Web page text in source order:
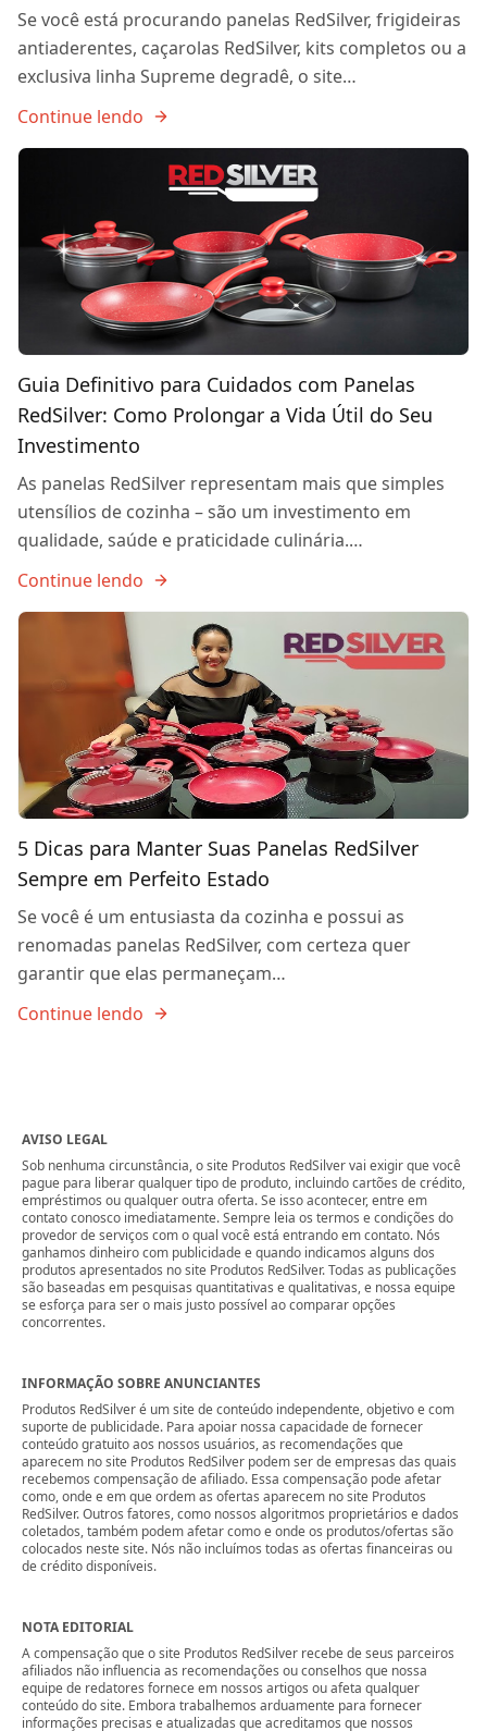
Se você está procurando panelas RedSilver, frigideiras
antiaderentes, caçarolas RedSilver, kits completos ou a
exclusiva linha Supreme degradê, o site…
Continue lendo
Guia Definitivo para Cuidados com Panelas
RedSilver: Como Prolongar a Vida Útil do Seu
Investimento
As panelas RedSilver representam mais que simples
utensílios de cozinha – são um investimento em
qualidade, saúde e praticidade culinária.…
Continue lendo
5 Dicas para Manter Suas Panelas RedSilver
Sempre em Perfeito Estado
Se você é um entusiasta da cozinha e possui as
renomadas panelas RedSilver, com certeza quer
garantir que elas permaneçam…
Continue lendo
AVISO LEGAL
Sob nenhuma circunstância, o site Produtos RedSilver vai exigir que você
pague para liberar qualquer tipo de produto, incluindo cartões de crédito,
empréstimos ou qualquer outra oferta. Se isso acontecer, entre em
contato conosco imediatamente. Sempre leia os termos e condições do
provedor de serviços com o qual você está entrando em contato. Nós
ganhamos dinheiro com publicidade e quando indicamos alguns dos
produtos apresentados no site Produtos RedSilver. Todas as publicações
são baseadas em pesquisas quantitativas e qualitativas, e nossa equipe
se esforça para ser o mais justo possível ao comparar opções
concorrentes.
INFORMAÇÃO SOBRE ANUNCIANTES
Produtos RedSilver é um site de conteúdo independente, objetivo e com
suporte de publicidade. Para apoiar nossa capacidade de fornecer
conteúdo gratuito aos nossos usuários, as recomendações que
aparecem no site Produtos RedSilver podem ser de empresas das quais
recebemos compensação de afiliado. Essa compensação pode afetar
como, onde e em que ordem as ofertas aparecem no site Produtos
RedSilver. Outros fatores, como nossos algoritmos proprietários e dados
coletados, também podem afetar como e onde os produtos/ofertas são
colocados neste site. Nós não incluímos todas as ofertas financeiras ou
de crédito disponíveis.
NOTA EDITORIAL
A compensação que o site Produtos RedSilver recebe de seus parceiros
afiliados não influencia as recomendações ou conselhos que nossa
equipe de redatores fornece em nossos artigos ou afeta qualquer
conteúdo do site. Embora trabalhemos arduamente para fornecer
informações precisas e atualizadas que acreditamos que nossos